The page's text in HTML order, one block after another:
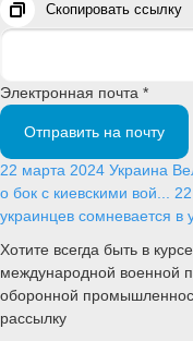
Скопировать ссылку
Электронная почта *
Отправить на почту
22 марта 2024 Украина
о бок с киевскими вой...
украинцев сомневается в
Хотите всегда быть в
международной военной
оборонной
рассылку